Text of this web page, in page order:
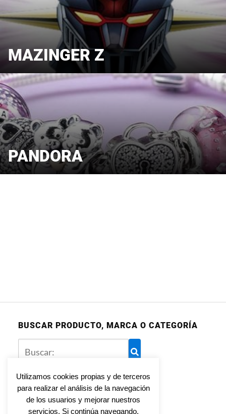
MAZINGER Z
PANDORA
BUSCAR PRODUCTO, MARCA O CATEGORÍA
Aviso legal
Política de privacidad
Utilizamos cookies propias y de terceros
para realizar el análisis de la navegación
de los usuarios y mejorar nuestros
servicios. Si continúa navegando,